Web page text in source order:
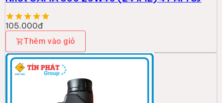
105.000đ
Thêm vào giỏ